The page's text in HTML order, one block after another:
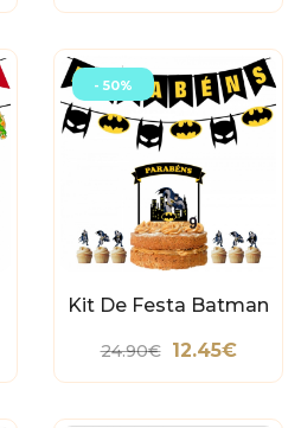
- 50%
Kit De Festa Batman
24.90€ 12.45€